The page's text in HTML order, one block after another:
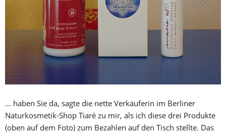
… haben Sie da, sagte die nette Verkäuferin im Berliner
Naturkosmetik-Shop Tiaré zu mir, als ich diese drei Produkte
(oben auf dem Foto) zum Bezahlen auf den Tisch stellte. Das